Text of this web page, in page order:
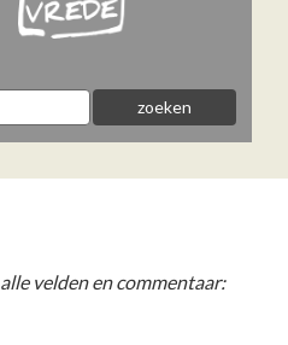
alle velden en commentaar: